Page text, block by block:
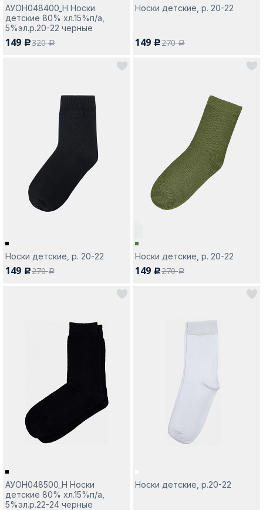
АУОН048400_Н Носки
детские 80% хл.15%п/а,
5%эл.р.20-22 черные
149 c320a
Носки детские, р. 20-22
149 c270a
Носки детские, р. 20-22
149 c270a
Носки детские, р. 20-22
149 c270a
АУОН048500_Н Носки
детские 80% хл.15%п/а,
5%эл.р.22-24 черные
Носки детские, р.20-22